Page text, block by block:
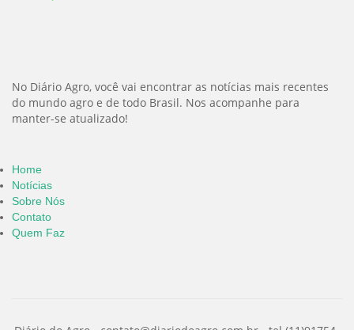
No Diário Agro, você vai encontrar as notícias mais recentes
do mundo agro e de todo Brasil. Nos acompanhe para
manter-se atualizado!
Home
Notícias
Sobre Nós
Contato
Quem Faz